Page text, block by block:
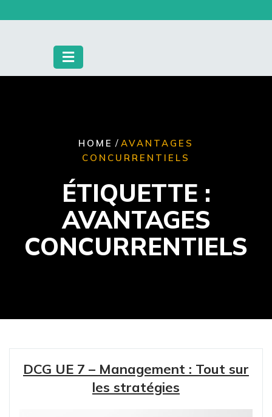
to
HOME / AVANTAGES
CONCURRENTIELS
ÉTIQUETTE :
AVANTAGES
CONCURRENTIELS
DCG UE 7 – Management : Tout sur
les stratégies